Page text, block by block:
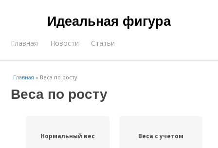
Идеальная фигура
Главная Новости Статьи
Главная » Веса по росту
Веса по росту
Нормальный вес Веса с учетом